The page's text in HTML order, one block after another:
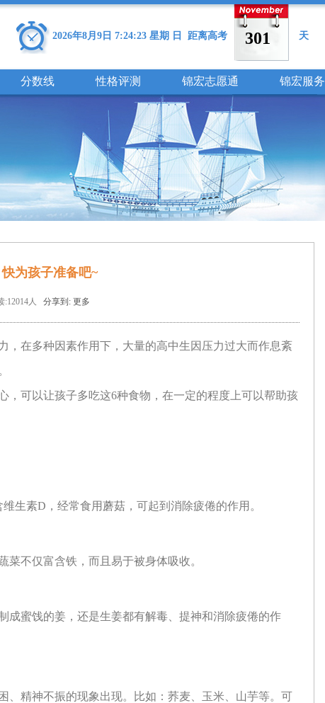
2026年8月9日 7:24:24 星期 日 距离高考 301 天
分数线 性格评测 锦宏志愿通 锦宏服务
为孩子准备吧~
:12014人 分享到: 更多
，在多种因素作用下，大量的高中生因压力过大而作息紊
可以让孩子多吃这6种食物，在一定的程度上可以帮助孩
生素D，经常食用蘑菇，可起到消除疲倦的作用。
不仅富含铁，而且易于被身体吸收。
成蜜饯的姜，还是生姜都有解毒、提神和消除疲倦的作
、精神不振的现象出现。比如：荞麦、玉米、山芋等。可